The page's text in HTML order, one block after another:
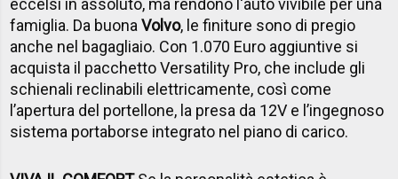
eccelsi in assoluto, ma rendono l'auto vivibile per una
famiglia. Da buonaVolvo, le finiture sono di pregio
anche nel bagagliaio. Con 1.070 Euro aggiuntive si
acquista il pacchetto Versatility Pro, che include gli
schienali reclinabili elettricamente, così come
l’apertura del portellone, la presa da 12V e l’ingegnoso
sistema portaborse integrato nel piano di carico.